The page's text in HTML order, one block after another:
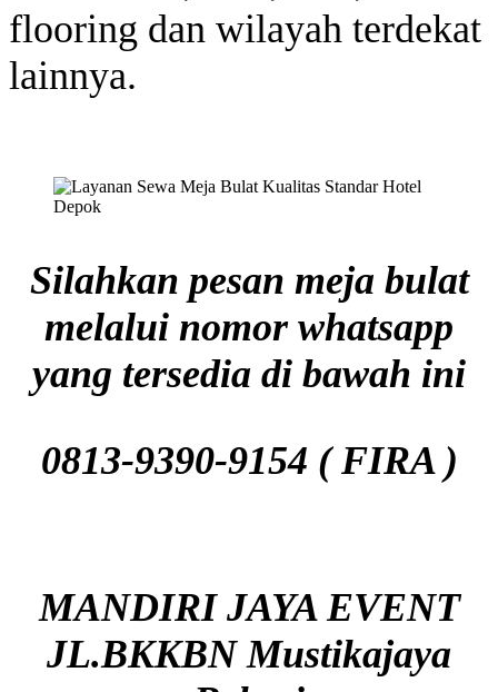
flooring dan wilayah terdekat
lainnya.
Silahkan pesan meja bulat
melalui nomor whatsapp
yang tersedia di bawah ini
0813-9390-9154 ( FIRA )
MANDIRI JAYA EVENT
JL.BKKBN Mustikajaya